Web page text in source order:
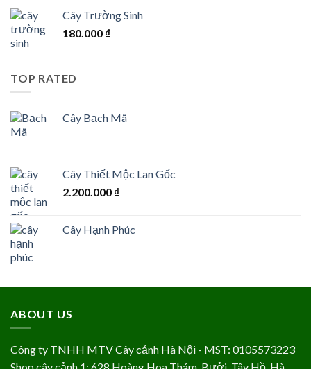
Cây Trường Sinh
180.000 ₫
TOP RATED
Cây Bạch Mã
Cây Thiết Mộc Lan Gốc
2.200.000 ₫
Cây Hạnh Phúc
ABOUT US
Công ty TNHH MTV Cây cảnh Hà Nội - MST: 0105573223